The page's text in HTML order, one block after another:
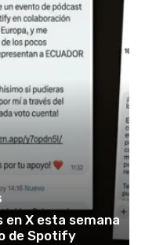
en X esta semana
de Spotify